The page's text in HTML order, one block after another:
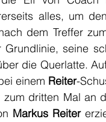
alles, um
dem Treffer
seine
die Querlatte.
einem Reiter-
dritten Mal an
Markus Reiter